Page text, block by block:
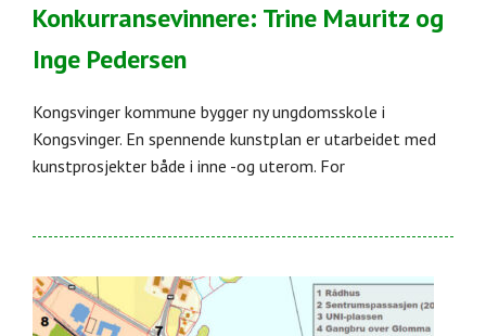
Konkurransevinnere: Trine Mauritz og
Inge Pedersen
Kongsvinger kommune bygger ny ungdomsskole i
Kongsvinger. En spennende kunstplan er utarbeidet med
kunstprosjekter både i inne -og uterom. For